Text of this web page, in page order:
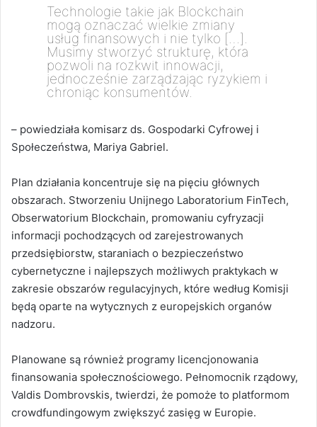
Technologie takie jak Blockchain
mogą oznaczać wielkie zmiany
usług finansowych i nie tylko […].
Musimy stworzyć strukturę, która
pozwoli na rozkwit innowacji,
jednocześnie zarządzając ryzykiem i
chroniąc konsumentów.
– powiedziała komisarz ds. Gospodarki Cyfrowej i
Społeczeństwa, Mariya Gabriel.
Plan działania koncentruje się na pięciu głównych
obszarach. Stworzeniu Unijnego Laboratorium FinTech,
Obserwatorium Blockchain, promowaniu cyfryzacji
informacji pochodzących od zarejestrowanych
przedsiębiorstw, staraniach o bezpieczeństwo
cybernetyczne i najlepszych możliwych praktykach w
zakresie obszarów regulacyjnych, które według Komisji
będą oparte na wytycznych z europejskich organów
nadzoru.
Planowane są również programy licencjonowania
finansowania społecznościowego. Pełnomocnik rządowy,
Valdis Dombrovskis, twierdzi, że pomoże to platformom
crowdfundingowym zwiększyć zasięg w Europie.